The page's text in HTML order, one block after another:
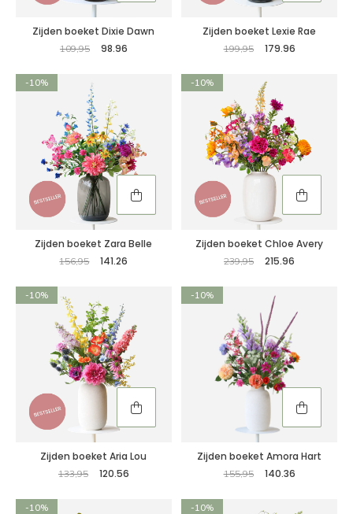
Zijden boeket Dixie Dawn
109,95 98.96
Zijden boeket Lexie Rae
199,95 179.96
-10%
Zijden boeket Zara Belle
156,95 141.26
-10%
Zijden boeket Chloe Avery
239,95 215.96
-10%
Zijden boeket Aria Lou
133,95 120.56
-10%
Zijden boeket Amora Hart
155,95 140.36
-10% -10%